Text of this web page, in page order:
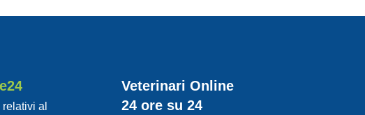
al
Veterinari Online
24 ore su 24